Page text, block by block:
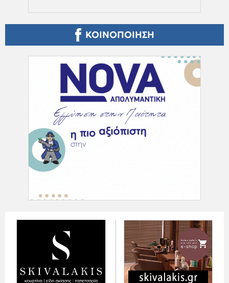
ΚΟΙΝΟΠΟΙΗΣΗ